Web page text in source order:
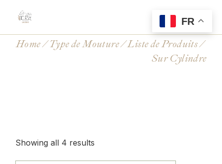
Home Type de Mouture
Liste de Produits
Sur Cylindre
Showing all 4 results
FR